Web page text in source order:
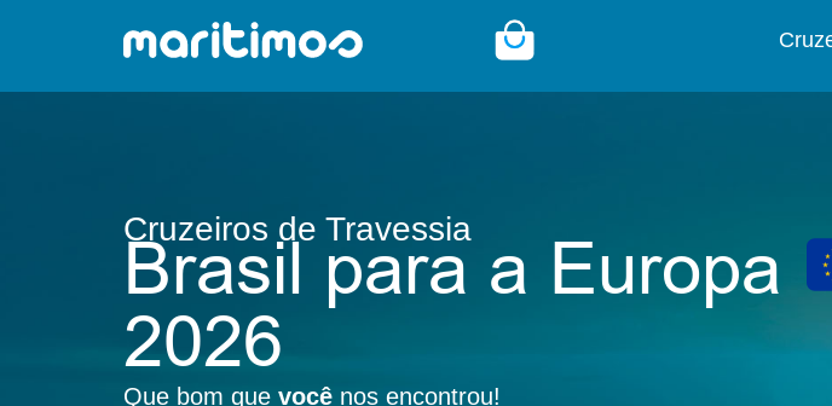
Cruzeiros de Travessia
Brasil para a Europa
2026
Que bom que você nos encontrou!